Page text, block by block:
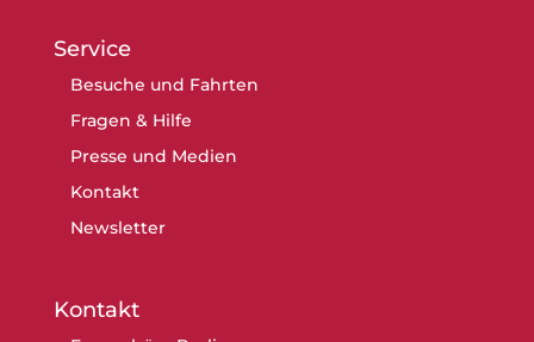
Service
Besuche und Fahrten
Fragen & Hilfe
Presse und Medien
Kontakt
Newsletter
Kontakt